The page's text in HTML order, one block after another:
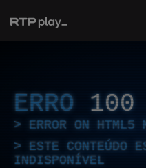
ERRO 100
ERROR ON HTML5
ESTE CONTEÚDO
INDISPONÍVEL